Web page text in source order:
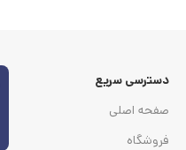
دسترسی سریع
صفحه اصلی
فروشگاه